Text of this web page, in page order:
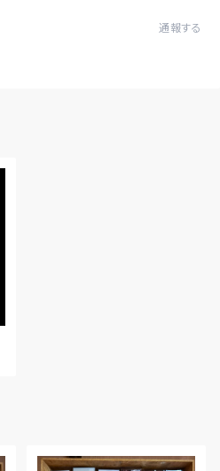
通報する